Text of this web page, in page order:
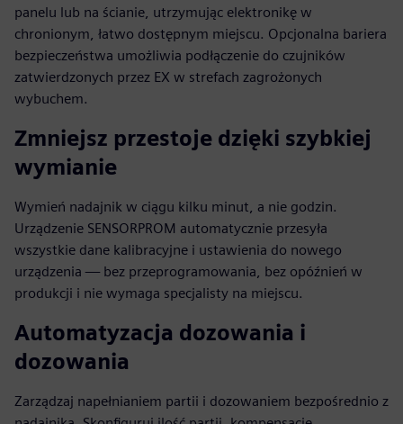
panelu lub na ścianie, utrzymując elektronikę w
chronionym, łatwo dostępnym miejscu. Opcjonalna bariera
bezpieczeństwa umożliwia podłączenie do czujników
zatwierdzonych przez EX w strefach zagrożonych
wybuchem.
Zmniejsz przestoje dzięki szybkiej
wymianie
Wymień nadajnik w ciągu kilku minut, a nie godzin.
Urządzenie SENSORPROM automatycznie przesyła
wszystkie dane kalibracyjne i ustawienia do nowego
urządzenia — bez przeprogramowania, bez opóźnień w
produkcji i nie wymaga specjalisty na miejscu.
Automatyzacja dozowania i
dozowania
Zarządzaj napełnianiem partii i dozowaniem bezpośrednio z